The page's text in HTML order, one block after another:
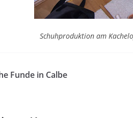
Schuhproduktion am
Funde in Calbe